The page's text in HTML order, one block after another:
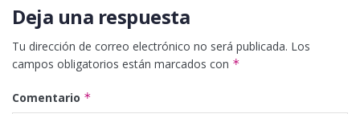
Deja una respuesta
Tu dirección de correo electrónico no será publicada. Los
campos obligatorios están marcados con *
Comentario *